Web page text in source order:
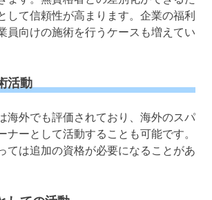
して信頼性が高まります。企業の福利
員向けの施術を行うケースも増えてい
活動
海外でも評価されており、海外のスパ
ナーとして活動することも可能です。
ては追加の資格が必要になることがあ